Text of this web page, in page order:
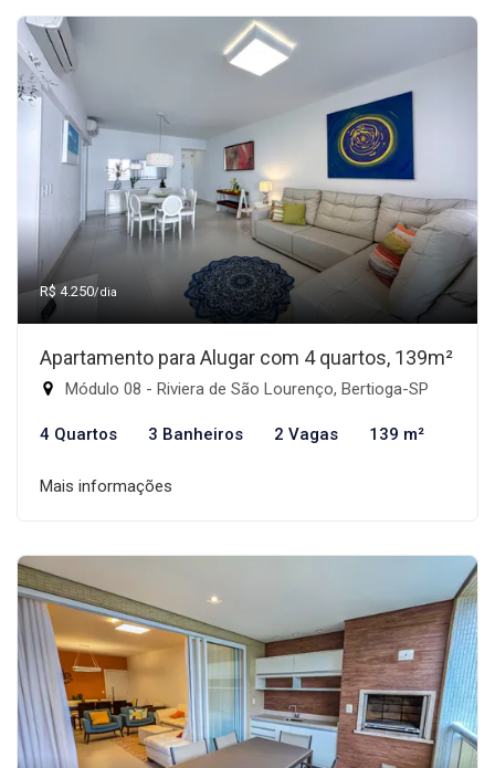
R$ 4.250/dia
Apartamento para Alugar com 4 quartos, 139m²
Módulo 08 - Riviera de São Lourenço, Bertioga-SP
4 Quartos 3 Banheiros 2 Vagas 139 m²
Mais informações